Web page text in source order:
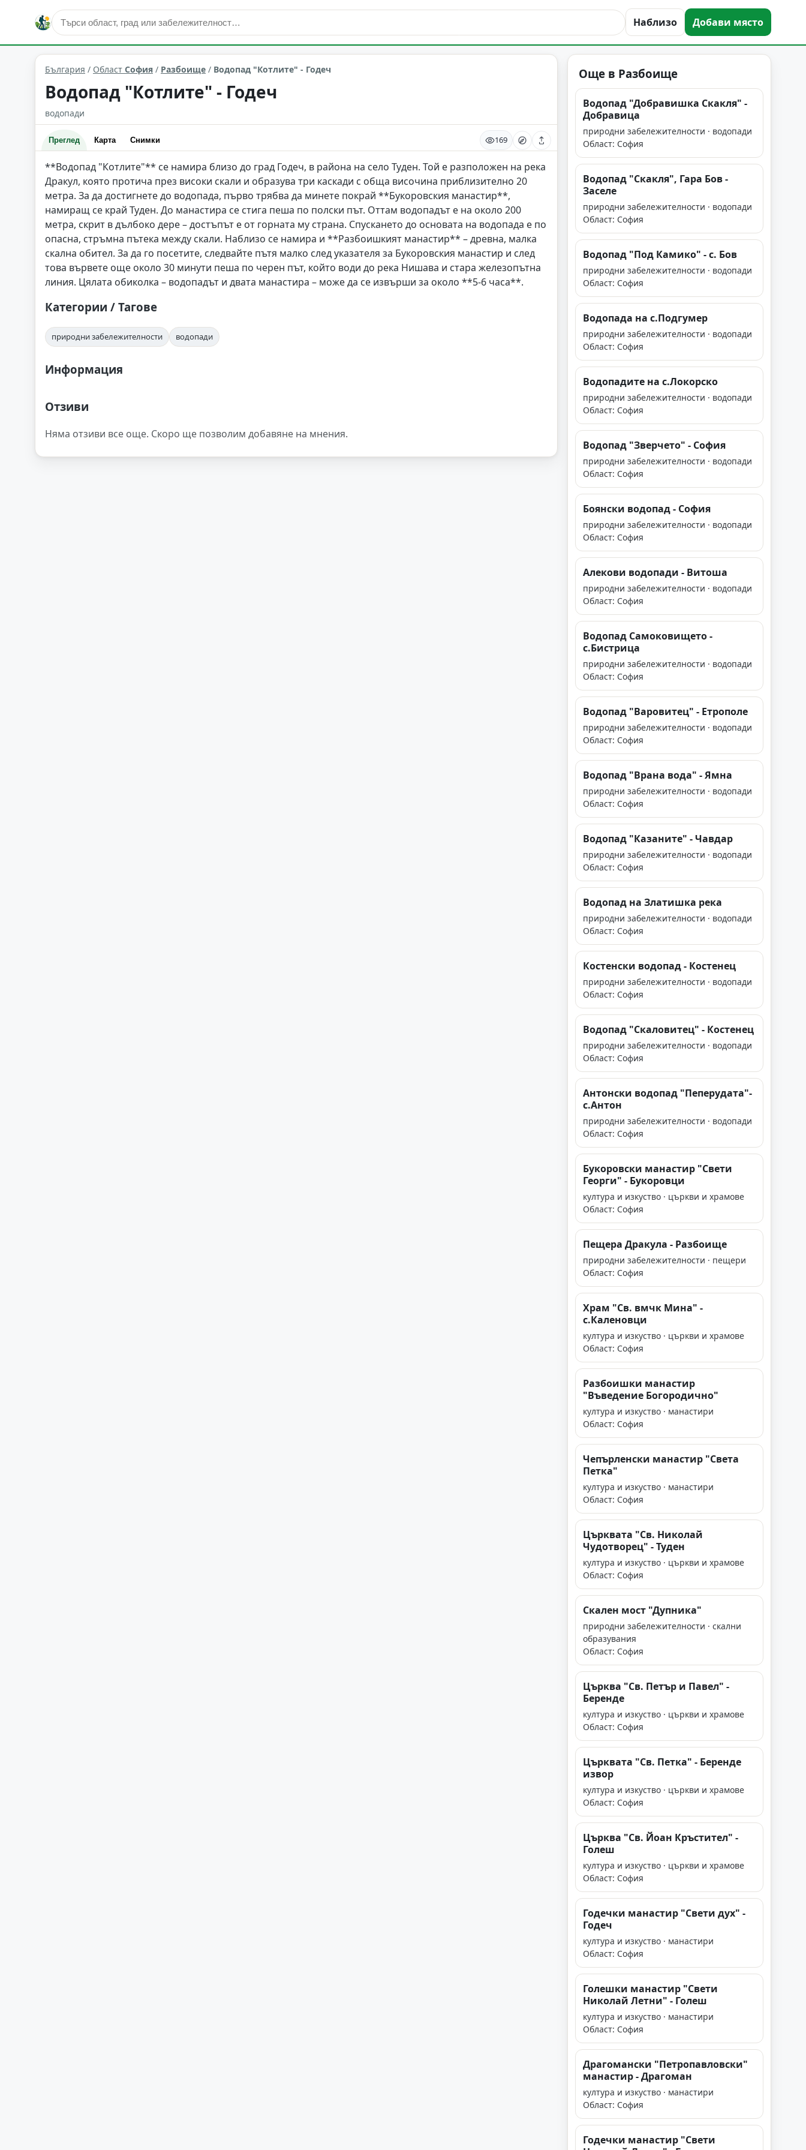
Наблизо Добави място
природни забележителности Разбоище Област: София
България / Област София / Разбоище / Водопад "Котлите" - Годеч
Водопад "Котлите" - Годеч
водопади
Преглед Карта Снимки 169
**Водопад "Котлите"** се намира близо до град Годеч, в района на село Туден. Той е разположен на река
Дракул, която протича през високи скали и образува три каскади с обща височина приблизително 20
метра. За да достигнете до водопада, първо трябва да минете покрай **Букоровския манастир**,
намиращ се край Туден. До манастира се стига пеша по полски път. Оттам водопадът е на около 200
метра, скрит в дълбоко дере – достъпът е от горната му страна. Спускането до основата на водопада е по
опасна, стръмна пътека между скали. Наблизо се намира и **Разбоишкият манастир** – древна, малка
скална обител. За да го посетите, следвайте пътя малко след указателя за Букоровския манастир и след
това вървете още около 30 минути пеша по черен път, който води до река Нишава и стара железопътна
линия. Цялата обиколка – водопадът и двата манастира – може да се извърши за около **5-6 часа**.
Категории / Тагове
природни забележителности водопади
Информация
Отзиви
Няма отзиви все още. Скоро ще позволим добавяне на мнения.
Още в Разбоище
Водопад "Добравишка Скакля" -
Добравица
природни забележителности · водопади
Област: София
Водопад "Скакля", Гара Бов -
Заселе
природни забележителности · водопади
Област: София
Водопад "Под Камико" - с. Бов
природни забележителности · водопади
Област: София
Водопада на с.Подгумер
природни забележителности · водопади
Област: София
Водопадите на с.Локорско
природни забележителности · водопади
Област: София
Водопад "Зверчето" - София
природни забележителности · водопади
Област: София
Боянски водопад - София
природни забележителности · водопади
Област: София
Алекови водопади - Витоша
природни забележителности · водопади
Област: София
Водопад Самоковището -
с.Бистрица
природни забележителности · водопади
Област: София
Водопад "Варовитец" - Етрополе
природни забележителности · водопади
Област: София
Boдoпaд "Bpaнa вoдa" - Ямна
природни забележителности · водопади
Област: София
Водопад "Казаните" - Чавдар
природни забележителности · водопади
Област: София
Водопад на Златишка река
природни забележителности · водопади
Област: София
Костенски водопад - Костенец
природни забележителности · водопади
Област: София
Водопад "Скаловитец" - Костенец
природни забележителности · водопади
Област: София
Антонски водопад "Пеперудата"-
с.Антон
природни забележителности · водопади
Област: София
Букоровски манастир "Свети
Георги" - Букоровци
култура и изкуство · църкви и храмове
Област: София
Пещера Дракула - Разбоище
природни забележителности · пещери
Област: София
Храм "Св. вмчк Мина" -
с.Каленовци
култура и изкуство · църкви и храмове
Област: София
Разбоишки манастир
"Въведение Богородично"
култура и изкуство · манастири
Област: София
Чепърленски манастир "Света
Петка"
култура и изкуство · манастири
Област: София
Църквата "Св. Николай
Чудотворец" - Туден
култура и изкуство · църкви и храмове
Област: София
Скален мост "Дупника"
природни забележителности · скални
образувания
Област: София
Църква "Св. Петър и Павел" -
Беренде
култура и изкуство · църкви и храмове
Област: София
Църквата "Св. Петка" - Беренде
извор
култура и изкуство · църкви и храмове
Област: София
Църква "Св. Йоан Кръстител" -
Голеш
култура и изкуство · църкви и храмове
Област: София
Годечки манастир "Свети дух" -
Годеч
култура и изкуство · манастири
Област: София
Голешки манастир "Свети
Николай Летни" - Голеш
култура и изкуство · манастири
Област: София
Драгомански "Петропавловски"
манастир - Драгоман
култура и изкуство · манастири
Област: София
Годечки манастир "Свети